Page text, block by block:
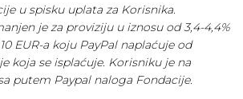
u spisku uplata za Korisnika.
je za proviziju u iznosu od 3,4-4,4%
EUR-a koju PayPal naplaćuje od
koja se isplaćuje. Korisniku je na
putem Paypal naloga Fondacije.